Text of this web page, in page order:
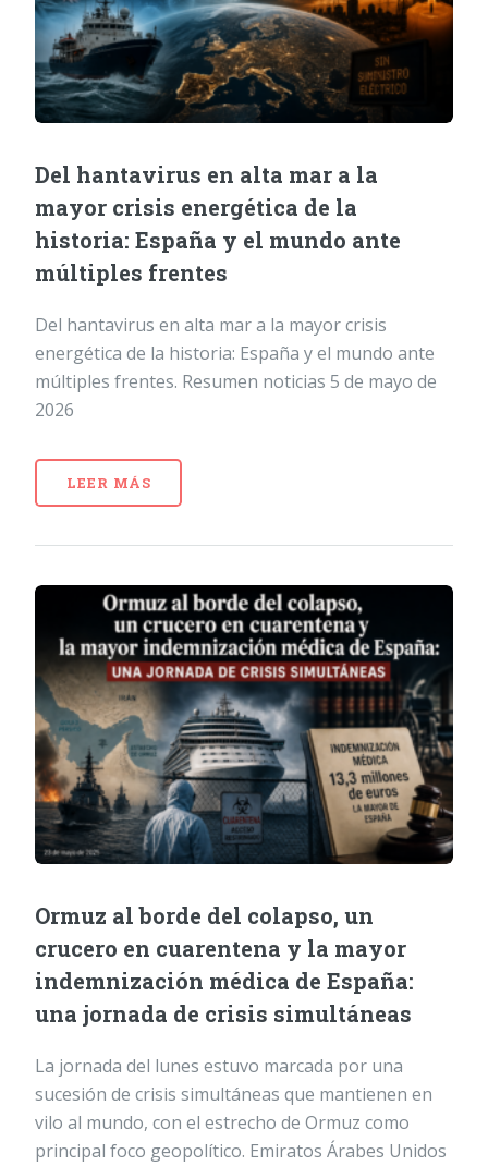
Del hantavirus en alta mar a la
mayor crisis energética de la
historia: España y el mundo ante
múltiples frentes
Del hantavirus en alta mar a la mayor crisis
energética de la historia: España y el mundo ante
múltiples frentes. Resumen noticias 5 de mayo de
2026
LEER MÁS
Ormuz al borde del colapso, un
crucero en cuarentena y la mayor
indemnización médica de España:
una jornada de crisis simultáneas
La jornada del lunes estuvo marcada por una
sucesión de crisis simultáneas que mantienen en
vilo al mundo, con el estrecho de Ormuz como
principal foco geopolítico. Emiratos Árabes Unidos